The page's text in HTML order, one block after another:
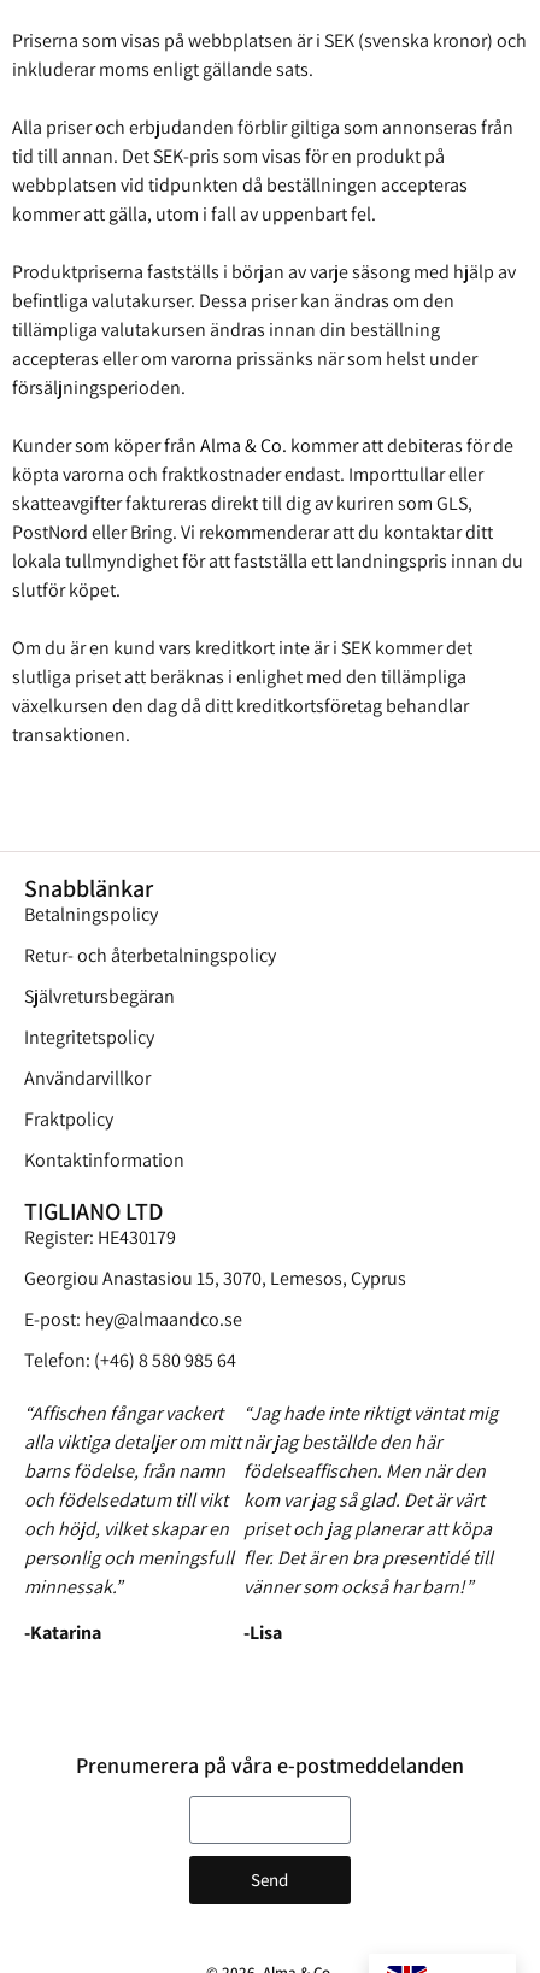
Priserna som visas på webbplatsen är i SEK (svenska kronor) och
inkluderar moms enligt gällande sats.
Alla priser och erbjudanden förblir giltiga som annonseras från
tid till annan. Det SEK-pris som visas för en produkt på
webbplatsen vid tidpunkten då beställningen accepteras
kommer att gälla, utom i fall av uppenbart fel.
Produktpriserna fastställs i början av varje säsong med hjälp av
befintliga valutakurser. Dessa priser kan ändras om den
tillämpliga valutakursen ändras innan din beställning
accepteras eller om varorna prissänks när som helst under
försäljningsperioden.
Kunder som köper frånAlma & Co. kommer att debiteras för de
köpta varorna och fraktkostnader endast. Importtullar eller
skatteavgifter faktureras direkt till dig av kuriren som GLS,
PostNord eller Bring. Vi rekommenderar att du kontaktar ditt
lokala tullmyndighet för att fastställa ett landningspris innan du
slutför köpet.
Om du är en kund vars kreditkort inte är i SEK kommer det
slutliga priset att beräknas i enlighet med den tillämpliga
växelkursen den dag då ditt kreditkortsföretag behandlar
transaktionen.
Snabblänkar
Betalningspolicy
Retur- och återbetalningspolicy
Självretursbegäran
Integritetspolicy
Användarvillkor
Fraktpolicy
Kontaktinformation
TIGLIANO LTD
Register: HE430179
Georgiou Anastasiou 15, 3070, Lemesos, Cyprus
E-post: hey@almaandco.se
Telefon: (+46) 8 580 985 64
“Affischen fångar vackert
alla viktiga detaljer om mitt
barns födelse, från namn
och födelsedatum till vikt
och höjd, vilket skapar en
personlig och meningsfull
minnessak.”
-Katarina
“Jag hade inte riktigt väntat mig
när jag beställde den här
födelseaffischen. Men när den
kom var jag så glad. Det är värt
priset och jag planerar att köpa
fler. Det är en bra presentidé till
vänner som också har barn!”
-Lisa
Prenumerera på våra e-postmeddelanden
E-post
Send